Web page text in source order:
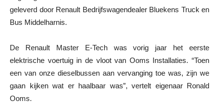
geleverd door Renault Bedrijfswagendealer Bluekens Truck en
Bus Middelharnis.
De Renault Master E-Tech was vorig jaar het eerste
elektrische voertuig in de vloot van Ooms Installaties. “Toen
een van onze dieselbussen aan vervanging toe was, zijn we
gaan kijken wat er haalbaar was”, vertelt eigenaar Ronald
Ooms.